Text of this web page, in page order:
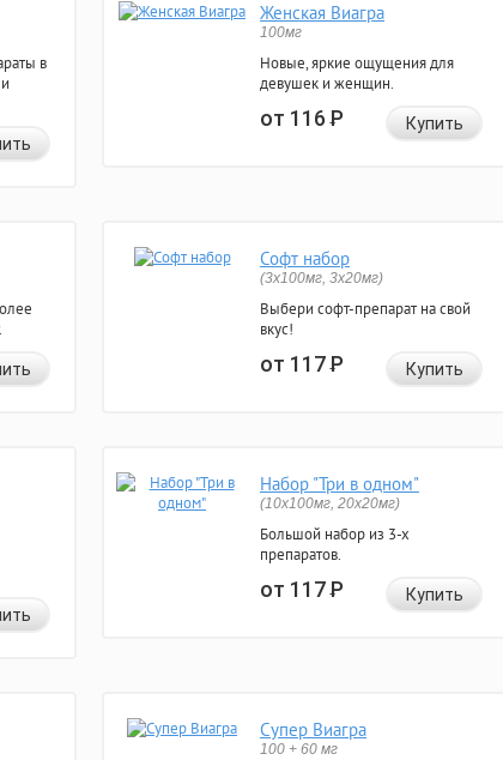
в
Женская Виагра
100мг
Новые, яркие ощущения для
девушек и женщин.
от 116Р Купить
Софт набор
(3x100мг, 3x20мг)
Выбери софт-препарат на свой
вкус!
от 117Р Купить
Набор "Три в одном"
(10x100мг, 20x20мг)
Большой набор из 3-х
препаратов.
от 117Р Купить
Супер Виагра
100 + 60 мг